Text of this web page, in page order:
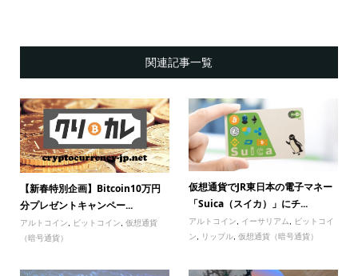
関連記事一覧
【新春特別企画】Bitcoin10万円
分プレゼントキャンペー...
アルトコイン, ビットコイン, 仮想通貨
（暗号通貨）
仮想通貨でJR東日本の電子マネー
「Suica（スイカ）」にチ...
アルトコイン, イーサリアム, ビットコイ
ン, リップル,仮想通貨（暗号通貨）